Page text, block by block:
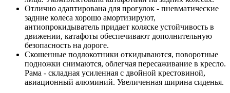
Отлично адаптирована для прогулок - пневматические
задние колеса хорошо амортизируют,
антиопрокидыватель придает коляске устойчивость в
движении, катафоты обеспечивают дополнительную
безопасность на дороге.
Скошенные подлокотники откидываются, поворотные
подножки снимаются, облегчая пересаживание в кресло.
Рама - складная усиленная с двойной крестовиной,
авиационный алюминий. Увеличенная ширина сиденья.